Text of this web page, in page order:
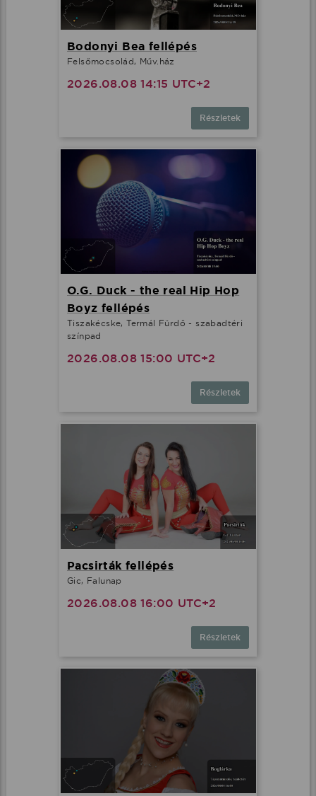
Bodonyi Bea fellépés
Felsőmocsolád, Műv.ház
2026.08.08 14:15 UTC+2
Részletek
O.G. Duck - the real Hip Hop
Boyz fellépés
Tiszakécske, Termál Fürdő - szabadtéri
színpad
2026.08.08 15:00 UTC+2
Részletek
Pacsirták fellépés
Gic, Falunap
2026.08.08 16:00 UTC+2
Részletek